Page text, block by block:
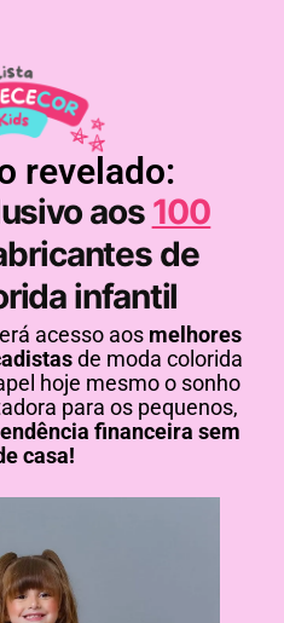
revelado:
aos 100
de
infantil
acesso aos melhores
de moda colorida
hoje mesmo o sonho
para os pequenos,
financeira sem
casa!